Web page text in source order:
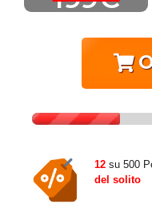
12 su 500
del solito